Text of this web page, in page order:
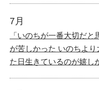
7月
「いのちが一番大切だ
が苦しかった いのちよ
た日生きているのが嬉し